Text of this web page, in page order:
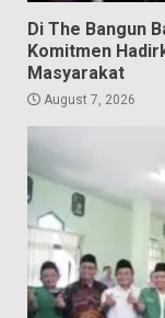
Di The Bangun
Komitmen
Masyarakat
August 7, 2026